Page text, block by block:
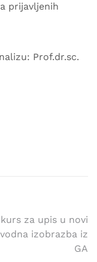
prijavljenih
Prof.dr.sc.
za upis u novi
izobrazba iz
GA